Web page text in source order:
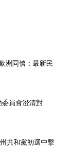
洲同儕：最新民
員會澄清對
共和黨初選中擊